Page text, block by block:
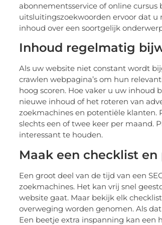
abonnementsservice of online
uitsluitingszoekwoorden ervoor dat
inhoud over een soortgelijk
Inhoud regelmatig
Als uw website niet constant wordt
crawlen webpagina’s om hun
hoog scoren. Hoe vaker u uw
nieuwe inhoud of het roteren van
zoekmachines en potentiële klanten.
slechts een of twee keer per maand.
interessant te houden.
Maak een checklist
Een groot deel van de tijd van een
zoekmachines. Het kan vrij snel
website gaat. Maar bekijk elk
overweging worden genomen. Als
Een beetje extra inspanning kan een